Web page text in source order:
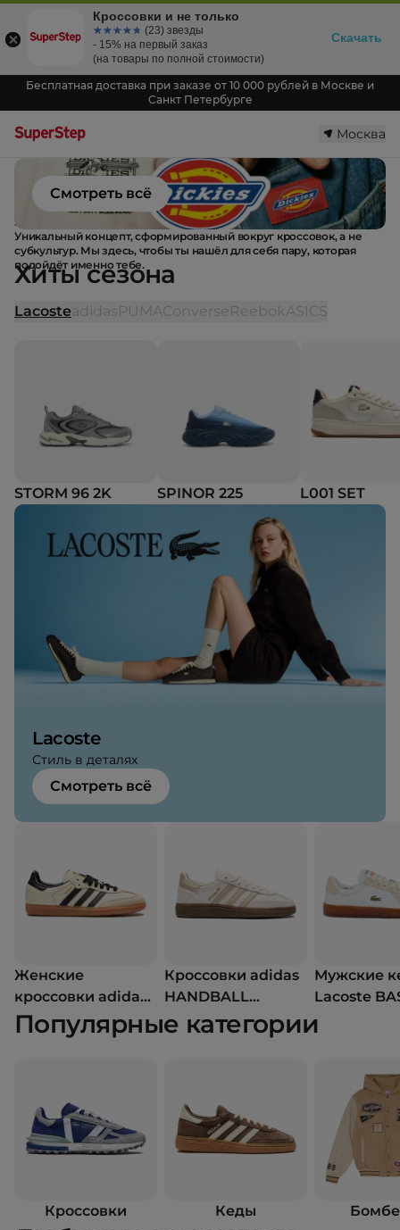
Бесплатная доставка при заказе от 10 000 рублей в Москве и
Санкт Петербурге
Москва
Смотреть всё
SuperStep
это первый проект о кроссовках без шаблонов.
Уникальный концепт, сформированный вокруг кроссовок, а не
субкультур. Мы здесь, чтобы ты нашёл для себя пару, которая
подойдёт именно тебе.
Хиты сезона
LacosteadidasPUMAConverseReebokASICS
STORM 96 2K SPINOR 225 L001 SET
Lacoste
Стиль в деталях
Смотреть всё
Женские
кроссовки adidas
SAMBA OG
Кроссовки adidas
HANDBALL
SPEZIAL
Мужские
Lacoste
PRO
Популярные категории
Кроссовки Кеды
Кроссовки и не только
☆☆☆☆☆
★★★★★ (23) звезды
- 15% на первый заказ
(на товары по полной стоимости)
Скачать